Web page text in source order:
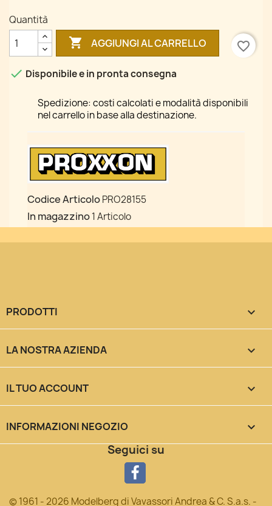
Quantità
 AGGIUNGI AL CARRELLO
favorite_border
 Disponibile e in pronta consegna
Spedizione: costi calcolati e modalità disponibili
nel carrello in base alla destinazione.
Codice ArticoloPRO28155
In magazzino1 Articolo
PRODOTTI 
LA NOSTRA AZIENDA 
IL TUO ACCOUNT 
INFORMAZIONI NEGOZIO keyboard_arrow_down
Seguici su
© 1961 - 2026 Modelberg di Vavassori Andrea & C. S.a.s. -